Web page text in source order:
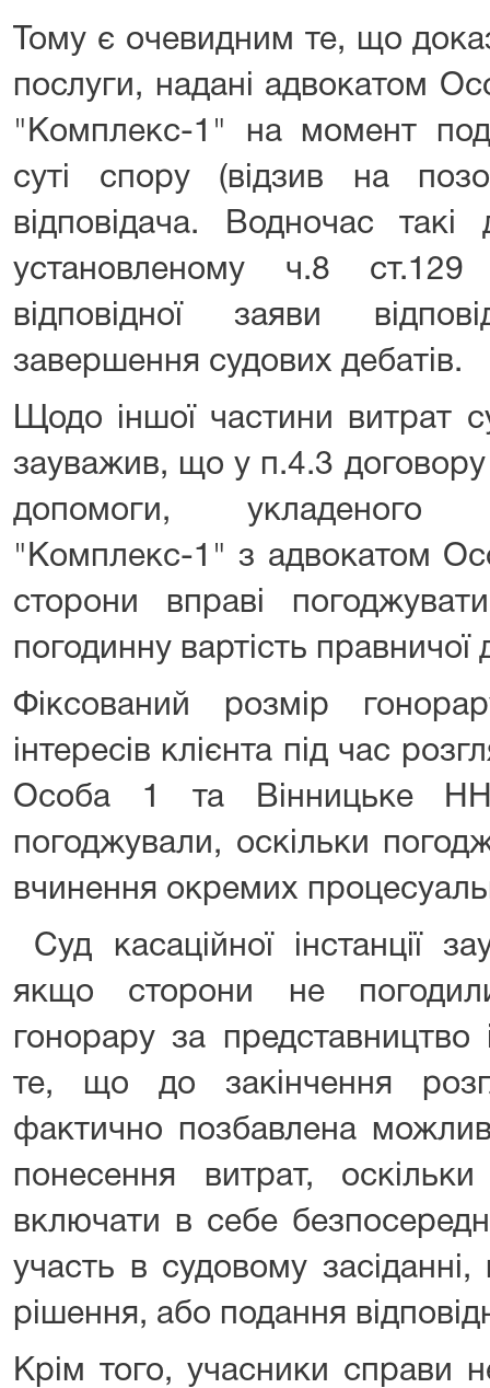
Тому є очевидним те, що
послуги, надані адвокатом
"Комплекс-1" на момент
суті спору (відзив на
відповідача. Водночас
установленому ч.8
відповідної заяви
завершення судових дебатів.
Щодо іншої частини витрат
зауважив, що у п.4.3
допомоги,
"Комплекс-1" з адвокатом
сторони вправі
погодинну вартість правничої
Фіксований розмір
інтересів клієнта під час
Особа 1 та Вінницьке
погоджували, оскільки
вчинення окремих
Суд касаційної інстанції
якщо сторони не
гонорару за представництво
те, що до закінчення
фактично позбавлена
понесення витрат,
включати в себе
участь в судовому
рішення, або подання
Крім того, учасники справи